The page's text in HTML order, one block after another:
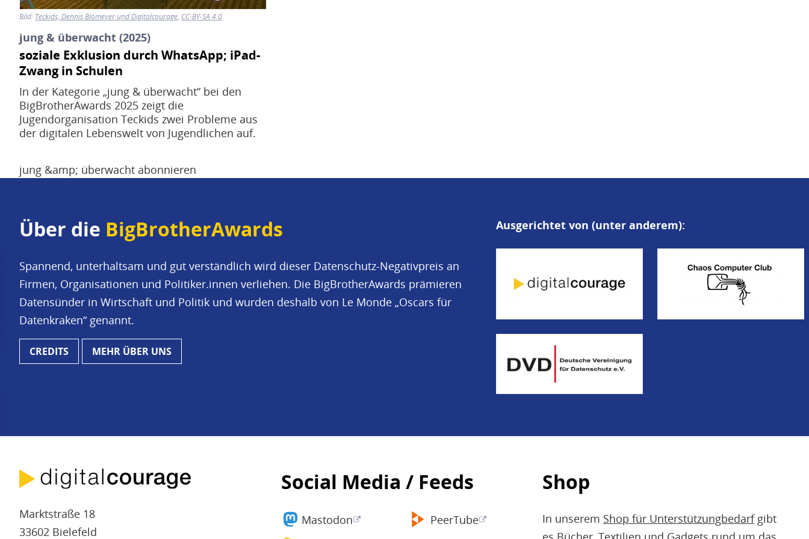
Bild: Teckids, Dennis Blomeyer und Digitalcourage CC-BY-SA 4.0
jung & überwacht (2025)
soziale Exklusion durch WhatsApp; iPad-
Zwang in Schulen
In der Kategorie „jung & überwacht“ bei den
BigBrotherAwards 2025 zeigt die
Jugendorganisation Teckids zwei Probleme aus
der digitalen Lebenswelt von Jugendlichen auf.
jung &amp; überwacht abonnieren
Über die BigBrotherAwards
Spannend, unterhaltsam und gut verständlich wird dieser Datenschutz-Negativpreis an
Firmen, Organisationen und Politiker.innen verliehen. Die BigBrotherAwards prämieren
Datensünder in Wirtschaft und Politik und wurden deshalb von Le Monde „Oscars für
Datenkraken“ genannt.
CREDITS MEHR ÜBER UNS
Ausgerichtet von (unter anderem):
Marktstraße 18
33602 Bielefeld
Social Media / Feeds
Mastodon
PeerTube
Shop
In unserem Shop für Unterstützungbedarfgibt